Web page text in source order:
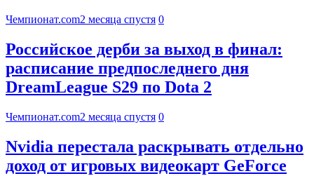
Чемпионат.com2 месяца спустя 0
Российское дерби за выход в финал:
расписание предпоследнего дня
DreamLeague S29 по Dota 2
Чемпионат.com2 месяца спустя 0
Nvidia перестала раскрывать отдельно
доход от игровых видеокарт GeForce